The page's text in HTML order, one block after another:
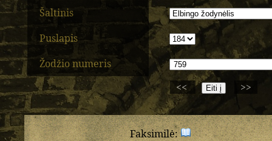
Šaltinis
Puslapis
Žodžio numeris
<<
>>
Faksimilė: